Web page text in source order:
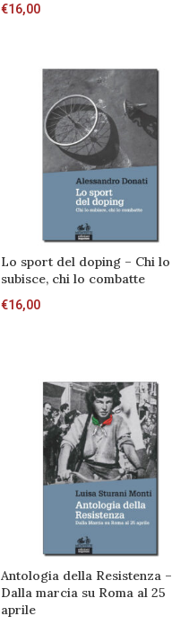
€16,00
Lo sport del doping – Chi lo
subisce, chi lo combatte
€16,00
Antologia della Resistenza –
Dalla marcia su Roma al 25
aprile